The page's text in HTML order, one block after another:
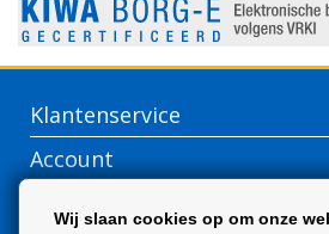
Klantenservice
Account
Wij slaan cookies op om onze